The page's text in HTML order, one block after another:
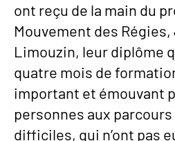
ont reçu de la main du
Mouvement des
Limouzin, leur diplôme
quatre mois de
important et émouvant
personnes aux
difficiles, qui n’ont pas